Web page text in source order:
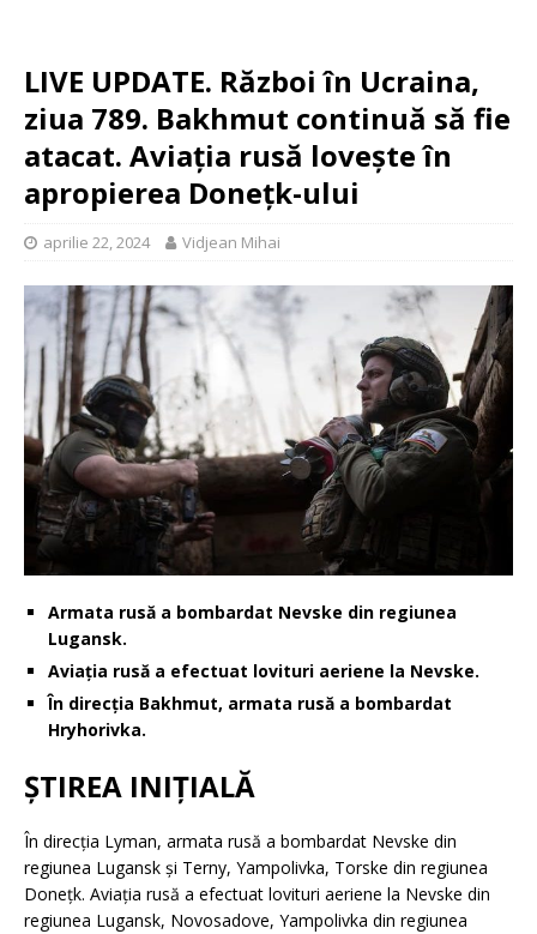
LIVE UPDATE. Război în Ucraina,
ziua 789. Bakhmut continuă să fie
atacat. Aviația rusă lovește în
apropierea Donețk-ului
aprilie 22, 2024 Vidjean Mihai
Armata rusă a bombardat Nevske din regiunea
Lugansk.
Aviația rusă a efectuat lovituri aeriene la Nevske.
În direcția Bakhmut, armata rusă a bombardat
Hryhorivka.
ȘTIREA INIȚIALĂ
În direcția Lyman, armata rusă a bombardat Nevske din
regiunea Lugansk și Terny, Yampolivka, Torske din regiunea
Donețk. Aviația rusă a efectuat lovituri aeriene la Nevske din
regiunea Lugansk, Novosadove, Yampolivka din regiunea